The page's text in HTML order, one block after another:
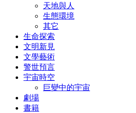
天地與人
生態環境
其它
生命探索
文明新見
文學藝術
警世預言
宇宙時空
巨變中的宇宙
劇場
書籍